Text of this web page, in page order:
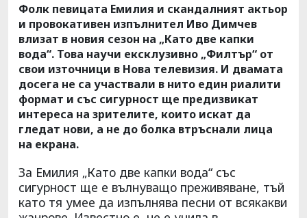
Фолк певицата Емилия и скандалният актьор
и провокативен изпълнител Иво Димчев
влизат в новия сезон на „Като две капки
вода“. Това научи ексклузивно „Филтър“ от
свои източници в Нова телевизия. И двамата
досега не са участвали в нито един риалити
формат и със сигурност ще предизвикат
интереса на зрителите, които искат да
гледат нови, а не до болка втръснали лица
на екрана.
За Емилия „Като две капки вода“ със
сигурност ще е вълнуващо преживяване, тъй
като тя умее да изпълнява песни от всякакви